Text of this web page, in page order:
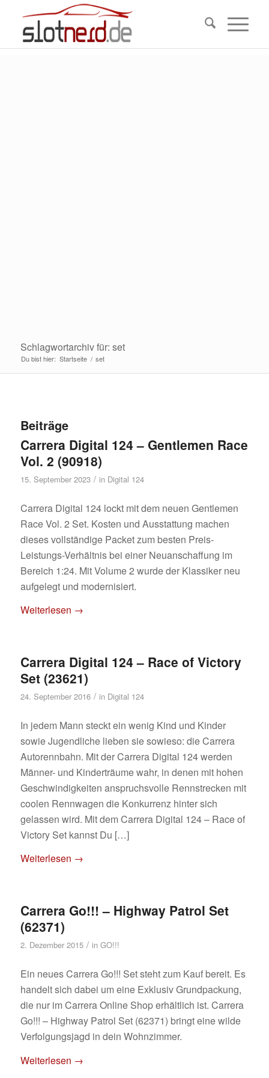
Schlagwortarchiv für: set
Du bist hier: Startseite / set
Beiträge
Carrera Digital 124 – Gentlemen Race
Vol. 2 (90918)
15. September 2023 / in Digital 124
Carrera Digital 124 lockt mit dem neuen Gentlemen
Race Vol. 2 Set. Kosten und Ausstattung machen
dieses vollständige Packet zum besten Preis-
Leistungs-Verhältnis bei einer Neuanschaffung im
Bereich 1:24. Mit Volume 2 wurde der Klassiker neu
aufgelegt und modernisiert.
Weiterlesen →
Carrera Digital 124 – Race of Victory
Set (23621)
24. September 2016 / in Digital 124
In jedem Mann steckt ein wenig Kind und Kinder
sowie Jugendliche lieben sie sowieso: die Carrera
Autorennbahn. Mit der Carrera Digital 124 werden
Männer- und Kinderträume wahr, in denen mit hohen
Geschwindigkeiten anspruchsvolle Rennstrecken mit
coolen Rennwagen die Konkurrenz hinter sich
gelassen wird. Mit dem Carrera Digital 124 – Race of
Victory Set kannst Du […]
Weiterlesen →
Carrera Go!!! – Highway Patrol Set
(62371)
2. Dezember 2015 / in GO!!!
Ein neues Carrera Go!!! Set steht zum Kauf bereit. Es
handelt sich dabei um eine Exklusiv Grundpackung,
die nur im Carrera Online Shop erhältlich ist. Carrera
Go!!! – Highway Patrol Set (62371) bringt eine wilde
Verfolgungsjagd in dein Wohnzimmer.
Weiterlesen →